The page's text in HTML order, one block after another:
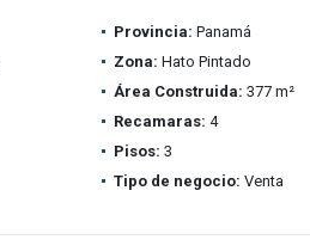
Provincia: Panamá
Zona: Hato Pintado
Área Construida: 377 m²
Recamaras: 4
Pisos: 3
Tipo de negocio: Venta